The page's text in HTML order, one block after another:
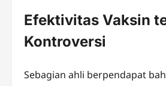
Efektivitas Vaksin
Kontroversi
Sebagian ahli berpendapat